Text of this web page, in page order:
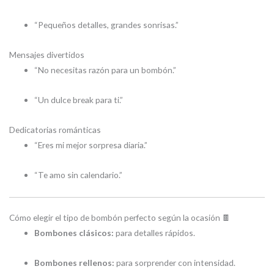
“Pequeños detalles, grandes sonrisas.”
Mensajes divertidos
“No necesitas razón para un bombón.”
“Un dulce break para ti.”
Dedicatorias románticas
“Eres mi mejor sorpresa diaria.”
“Te amo sin calendario.”
Cómo elegir el tipo de bombón perfecto según la ocasión 🍫
Bombones clásicos: para detalles rápidos.
Bombones rellenos: para sorprender con intensidad.